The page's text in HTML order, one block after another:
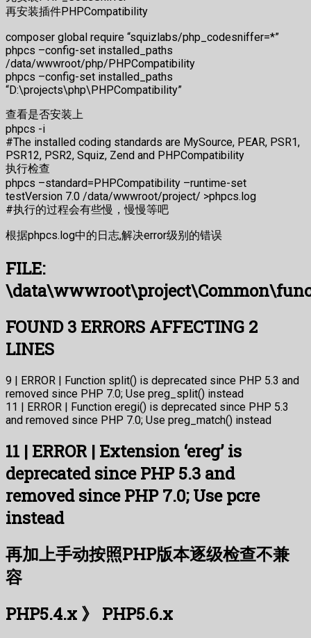
再安装插件PHPCompatibility
composer global require “squizlabs/php_codesniffer=*”
phpcs –config-set installed_paths
/data/wwwroot/php/PHPCompatibility
phpcs –config-set installed_paths
“D:\projects\php\PHPCompatibility”
查看是否安装上
phpcs -i
#The installed coding standards are MySource, PEAR, PSR1,
PSR12, PSR2, Squiz, Zend and PHPCompatibility
执行检查
phpcs –standard=PHPCompatibility –runtime-set
testVersion 7.0 /data/wwwroot/project/ >phpcs.log
#执行的过程会有些慢，慢慢等吧
根据phpcs.log中的日志,解决error级别的错误
FILE:
FOUND 3 ERRORS AFFECTING 2
LINES
9 | ERROR | Function split() is deprecated since PHP 5.3 and
removed since PHP 7.0; Use preg_split() instead
11 | ERROR | Function eregi() is deprecated since PHP 5.3
and removed since PHP 7.0; Use preg_match() instead
11 | ERROR | Extension ‘ereg’ is
deprecated since PHP 5.3 and
removed since PHP 7.0; Use pcre
instead
再加上手动按照PHP版本逐级检查不兼
容
PHP5.4.x 》 PHP5.6.x